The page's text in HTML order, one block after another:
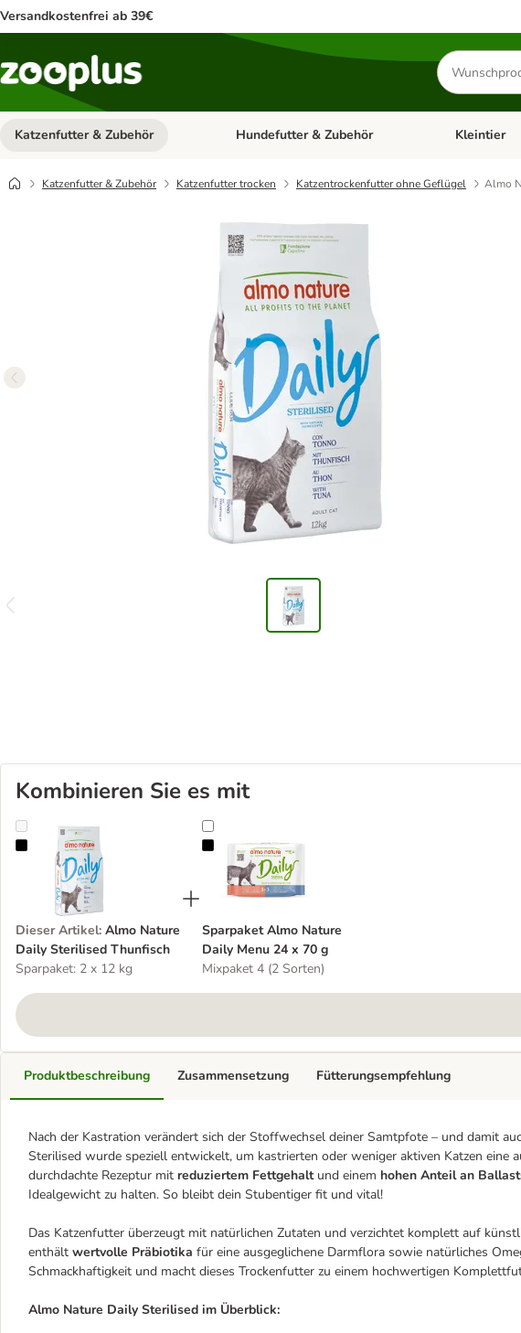
Versandkostenfrei ab 39€
Produkte
suchen
Katzenfutter & Zubehör Kategorie-Menü öffnen: Katzenfutter & Zubehör
Hundefutter & Zubehör Kategorie-
Kleintier
Katzenfutter & Zubehör Katzenfutter trocken Katzentrockenfutter ohne Geflügel Almo
Kombinieren Sie es mit
Almo Nature Daily Sterilised Thunfisch
Dieser Artikel: Almo Nature
Daily Sterilised Thunfisch
Sparpaket: 2 x 12 kg
Sparpaket Almo Nature Daily Menu 24 x 70 g
Sparpaket Almo Nature
Daily Menu 24 x 70 g
Mixpaket 4 (2 Sorten)
Produktbeschreibung
Nach der Kastration verändert sich der Stoffwechsel deiner Samtpfote – und damit
Sterilised wurde speziell entwickelt, um kastrierten oder weniger aktiven Katzen eine
durchdachte Rezeptur mit reduziertem Fettgehaltund einem hohen Anteil an
Idealgewicht zu halten. So bleibt dein Stubentiger fit und vital!
Das Katzenfutter überzeugt mit natürlichen Zutaten und verzichtet komplett auf
enthält wertvolle Präbiotika für eine ausgeglichene Darmflora sowie natürliches
Schmackhaftigkeit und macht dieses Trockenfutter zu einem hochwertigen
Almo Nature Daily Sterilised im Überblick:
Zusammensetzung Fütterungsempfehlung